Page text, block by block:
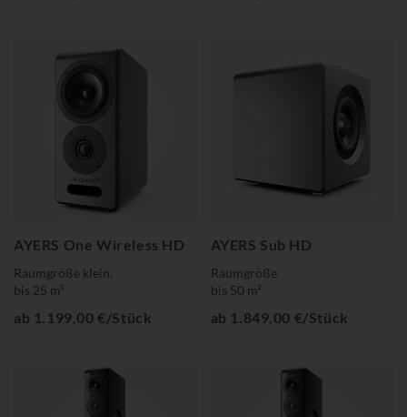
AYERS One Wireless HD
Raumgröße klein,
bis 25 m²
ab 1.199,00 €/Stück
AYERS Sub HD
Raumgröße
bis 50 m²
ab 1.849,00 €/Stück